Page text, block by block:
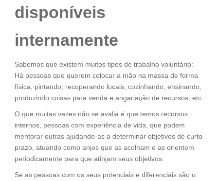
disponíveis
internamente
Sabemos que existem muitos tipos de trabalho voluntário:
Há pessoas que querem colocar a mão na massa de forma
física, pintando, recuperando locais, cozinhando, ensinando,
produzindo coisas para venda e angariação de recursos, etc.
O que muitas vezes não se avalia é que temos recursos
internos, pessoas com experiência de vida, que podem
mentorar outras ajudando-as a determinar objetivos de curto
prazo, atuando como anjos que as acolham e as orientem
periodicamente para que atinjam seus objetivos.
Se as pessoas com os seus potenciais e diferenciais são o